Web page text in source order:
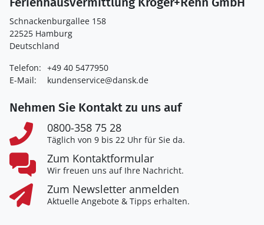
Schnackenburgallee 158
22525 Hamburg
Deutschland
Telefon: +49 40 5477950
E-Mail:
kundenservice@dansk.de
Nehmen Sie Kontakt zu uns auf
0800-358 75 28
Täglich von 9 bis 22 Uhr für Sie da.
Zum Kontaktformular
Wir freuen uns auf Ihre Nachricht.
Zum Newsletter anmelden
Aktuelle Angebote & Tipps erhalten.